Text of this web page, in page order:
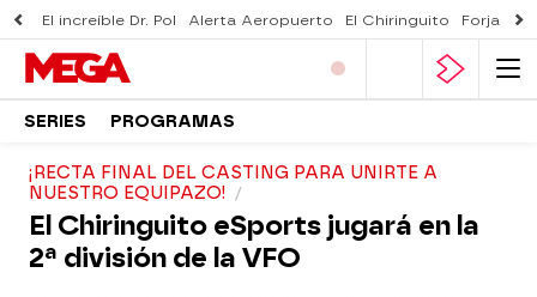
El increíble Dr. Pol Alerta Aeropuerto El Chiringuito Forjado
SERIES PROGRAMAS
¡RECTA FINAL DEL CASTING PARA UNIRTE A
NUESTRO EQUIPAZO!
El Chiringuito eSports jugará en la
2ª división de la VFO